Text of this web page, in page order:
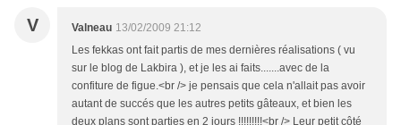
V Valneau 13/02/2009 21:12
Les fekkas ont fait partis de mes dernières réalisations ( vu
sur le blog de Lakbira ), et je les ai faits.......avec de la
confiture de figue.<br /> je pensais que cela n'allait pas avoir
autant de succés que les autres petits gâteaux, et bien les
deux plans sont parties en 2 jours !!!!!!!!!<br /> Leur petit côté